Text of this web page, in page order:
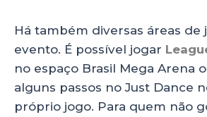
Há também diversas áreas de
evento. É possível jogar
no espaço Brasil Mega Arena
alguns passos no Just Dance
próprio jogo. Para quem não